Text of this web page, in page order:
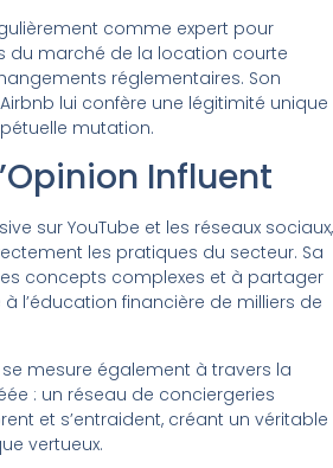
comme expert pour
du marché de la location courte
réglementaires. Son
lui confère une légitimité unique
mutation.
Influent
sur YouTube et les réseaux sociaux,
les pratiques du secteur. Sa
concepts complexes et à partager
l’éducation financière de milliers de
se mesure également à travers la
: un réseau de conciergeries
et s’entraident, créant un véritable
vertueux.